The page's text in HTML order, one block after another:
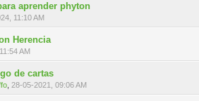
aprender phyton
11:10 AM
- Media 0 de 5
12345
Herencia
AM
- Media 0 de 5
1234
de cartas
28-05-2021, 09:06 AM
- Media 0 de 5
12 345